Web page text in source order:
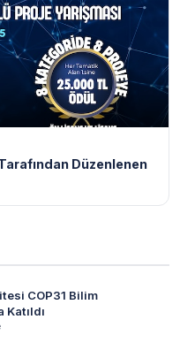
Düzenlenen
COP31 Bilim